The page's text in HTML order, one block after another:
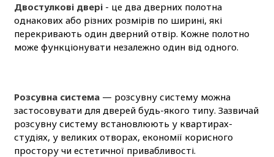
Двостулкові двері - це два дверних полотна
однакових або різних розмірів по ширині, які
перекривають один дверний отвір. Кожне полотно
може функціонувати незалежно один від одного.
Розсувна система— розсувну систему можна
застосовувати для дверей будь-якого типу. Зазвичай
розсувну систему встановлюють у квартирах-
студіях, у великих отворах, економії корисного
простору чи естетичної привабливості.